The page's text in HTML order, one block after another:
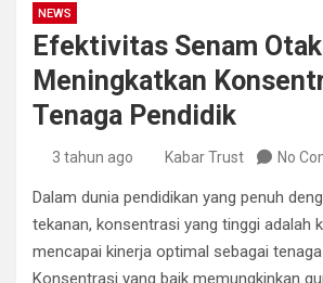
NEWS
Efektivitas Senam
Meningkatkan
Tenaga Pendidik
3 tahun ago Kabar Trust No
Dalam dunia pendidikan yang penuh
tekanan, konsentrasi yang tinggi adalah
mencapai kinerja optimal sebagai
Konsentrasi yang baik memungkinkan